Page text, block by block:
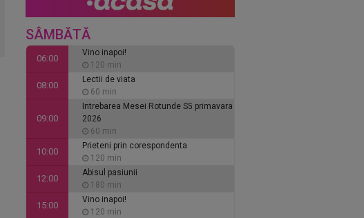
SÂMBĂTĂ
06:00
Vino inapoi!
120 min
08:00
Lectii de viata
60 min
09:00
Intrebarea Mesei Rotunde S5 primavara
2026
60 min
10:00
Prieteni prin corespondenta
120 min
12:00
Abisul pasiunii
180 min
15:00
Vino inapoi!
120 min